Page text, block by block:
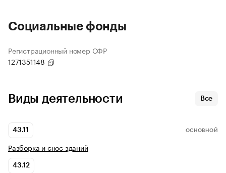
Социальные фонды
Регистрационный номер СФР
1271351148
Виды деятельности Все
43.11 ОСНОВНОЙ
Разборка и снос зданий
43.12